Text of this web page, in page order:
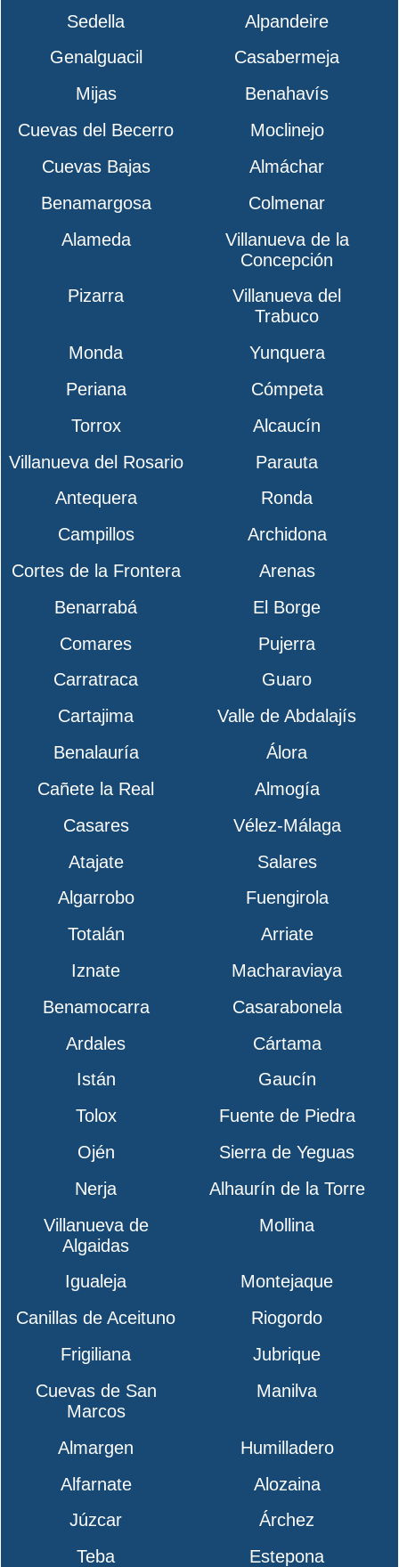
Sedella
Alpandeire
Genalguacil
Casabermeja
Mijas
Benahavís
Cuevas del Becerro
Moclinejo
Cuevas Bajas
Almáchar
Benamargosa
Colmenar
Alameda
Villanueva de la
Concepción
Pizarra
Villanueva del
Trabuco
Monda
Yunquera
Periana
Cómpeta
Torrox
Alcaucín
Villanueva del Rosario
Parauta
Antequera
Ronda
Campillos
Archidona
Cortes de la Frontera
Arenas
Benarrabá
El Borge
Comares
Pujerra
Carratraca
Guaro
Cartajima
Valle de Abdalajís
Benalauría
Álora
Cañete la Real
Almogía
Casares
Vélez-Málaga
Atajate
Salares
Algarrobo
Fuengirola
Totalán
Arriate
Iznate
Macharaviaya
Benamocarra
Casarabonela
Ardales
Cártama
Istán
Gaucín
Tolox
Fuente de Piedra
Ojén
Sierra de Yeguas
Nerja
Alhaurín de la Torre
Villanueva de
Algaidas
Mollina
Igualeja
Montejaque
Canillas de Aceituno
Riogordo
Frigiliana
Jubrique
Cuevas de San
Marcos
Manilva
Almargen
Humilladero
Alfarnate
Alozaina
Júzcar
Árchez
Teba
Estepona